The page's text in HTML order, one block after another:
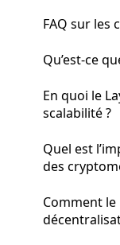
FAQ sur les
Qu’est-ce
En quoi le
scalabilité ?
Quel est
des
Comment le